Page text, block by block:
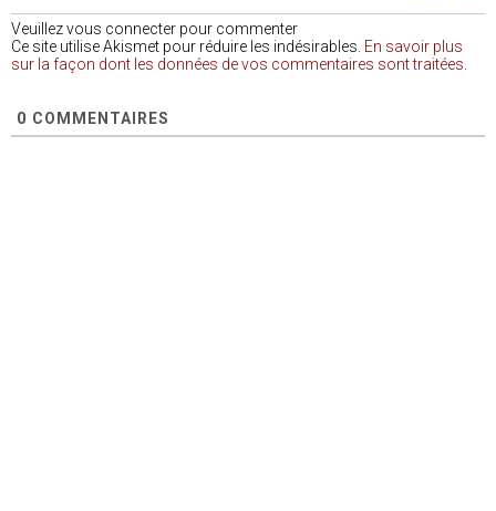
Veuillez vous connecter pour commenter
Ce site utilise Akismet pour réduire les indésirables. En savoir plus
sur la façon dont les données de vos commentaires sont traitées
0 COMMENTAIRES